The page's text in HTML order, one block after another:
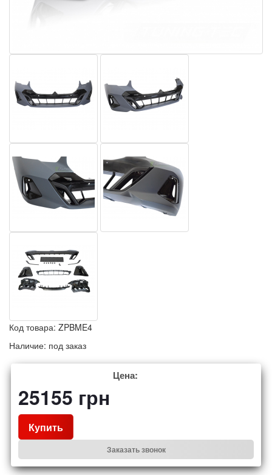
Код товара: ZPBME4
Наличие: под заказ
Цена:
25155 грн
Купить
Заказать звонок